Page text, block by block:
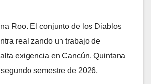
Roo. El conjunto de los Diablos
realizando un trabajo de
exigencia en Cancún, Quintana
semestre de 2026,